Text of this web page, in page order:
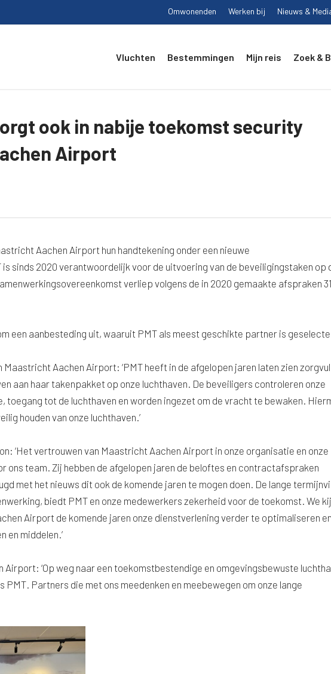
Omwonenden Werken bij Nieuws &
Vluchten Bestemmingen Mijn reis Zoek &
ook in nabije toekomst security
Airport
Aachen Airport hun handtekening onder een nieuwe
sinds 2020 verantwoordelijk voor de uitvoering van de beveiligingstaken op
verliep volgens de in 2020 gemaakte afspraken
een aanbesteding uit, waaruit PMT als meest geschikte partner is
Aachen Airport: ‘PMT heeft in de afgelopen jaren laten zien
aan haar takenpakket op onze luchthaven. De beveiligers controleren onze
toegang tot de luchthaven en worden ingezet om de vracht te bewaken.
houden van onze luchthaven.’
‘Het vertrouwen van Maastricht Aachen Airport in onze organisatie en onze
ons team. Zij hebben de afgelopen jaren de beloftes en contractafspraken
met het nieuws dit ook de komende jaren te mogen doen. De lange
biedt PMT en onze medewerkers zekerheid voor de toekomst. We
Airport de komende jaren onze dienstverlening verder te optimaliseren
en middelen.’
‘Op weg naar een toekomstbestendige en omgevingsbewuste
PMT. Partners die met ons meedenken en meebewegen om onze lange